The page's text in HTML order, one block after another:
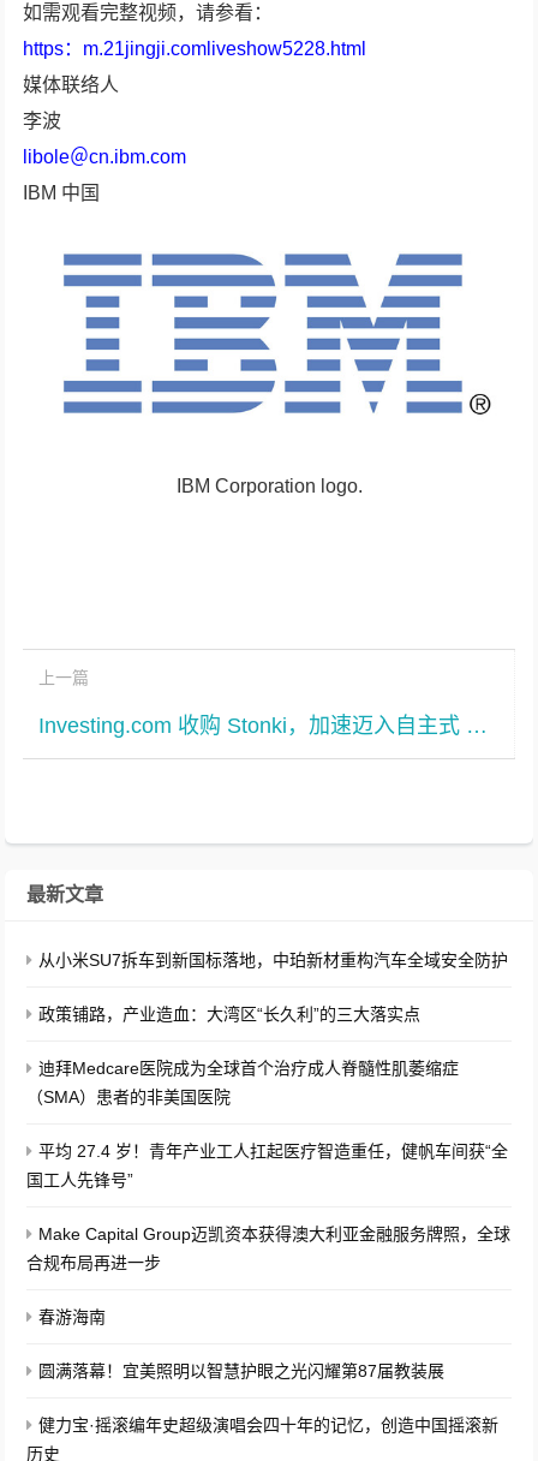
如需观看完整视频，请参看：
https：m.21jingji.comliveshow5228.html
媒体联络人
李波
libole＠cn.ibm.com
IBM 中国
IBM Corporation logo.
上一篇
Investing.com 收购 Stonki，加速迈入自主式 AI 时代
最新文章
从小米SU7拆车到新国标落地，中珀新材重构汽车全域安全防护
政策铺路，产业造血：大湾区“长久利”的三大落实点
迪拜Medcare医院成为全球首个治疗成人脊髓性肌萎缩症
（SMA）患者的非美国医院
平均 27.4 岁！青年产业工人扛起医疗智造重任，健帆车间获“全
国工人先锋号”
Make Capital Group迈凯资本获得澳大利亚金融服务牌照，全球
合规布局再进一步
春游海南
圆满落幕！宜美照明以智慧护眼之光闪耀第87届教装展
健力宝·摇滚编年史超级演唱会四十年的记忆，创造中国摇滚新
历史